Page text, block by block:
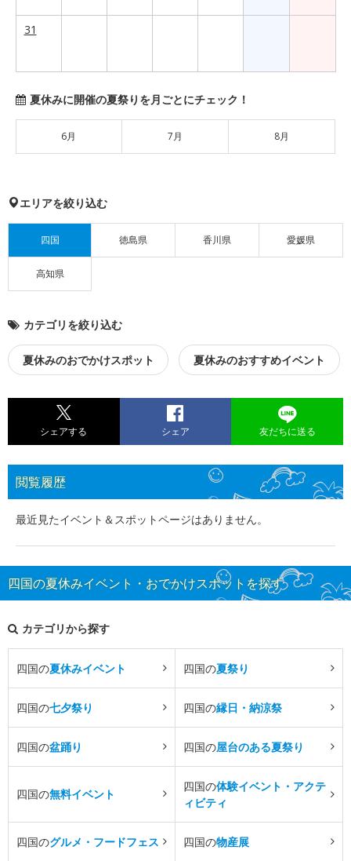
31
夏休みに開催の夏祭りを月ごとにチェック！
6月 7月 8月
エリアを絞り込む
四国 徳島県 香川県 愛媛県
高知県
カテゴリを絞り込む
夏休みのおでかけスポット 夏休みのおすすめイベント
シェアする シェア 友だちに送る
閲覧履歴
最近見たイベント＆スポットページはありません。
四国の夏休みイベント・おでかけスポットを探す
カテゴリから探す
四国の夏休みイベント 四国の夏祭り
四国の七夕祭り 四国の縁日・納涼祭
四国の盆踊り 四国の屋台のある夏祭り
四国の無料イベント
四国の体験イベント・アクテ
ィビティ
四国のグルメ・フードフェス 四国の物産展